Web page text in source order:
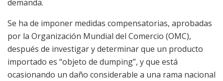
demanda.
Se ha de imponer medidas compensatorias, aprobadas
por la Organización Mundial del Comercio (OMC),
después de investigar y determinar que un producto
importado es “objeto de dumping”, y que está
ocasionando un daño considerable a una rama nacional